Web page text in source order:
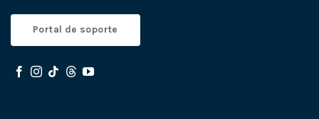
Portal de soporte